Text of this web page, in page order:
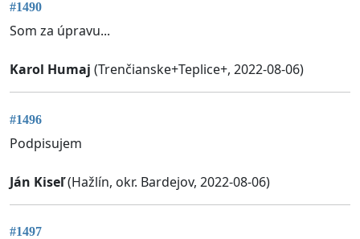
#1490
Som za úpravu...
Karol Humaj (Trenčianske+Teplice+, 2022-08-06)
#1496
Podpisujem
Ján Kiseľ(Hažlín, okr. Bardejov, 2022-08-06)
#1497